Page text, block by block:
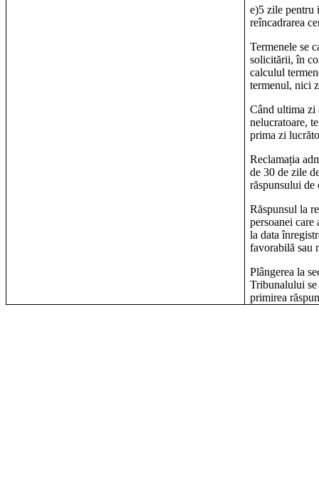
e)5 zile pentru
reîncadrarea
Termenele se
solicitării, în
calculul
termenul, nici
Când ultima zi
nelucratoare,
prima zi
Reclamația
de 30 de zile
răspunsului de
Răspunsul la
persoanei
la data
favorabilă sau
Plângerea la
Tribunalului
primirea